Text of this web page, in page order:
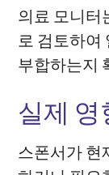
의료 모니터
로 검토하여
부합하는지
실제 영
스폰서가 현